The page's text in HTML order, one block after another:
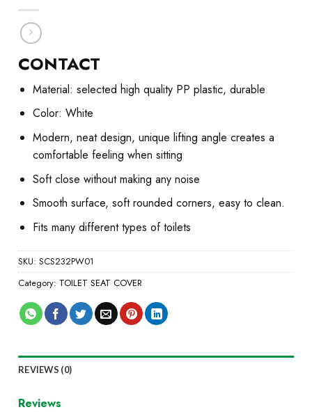
CONTACT
Material: selected high quality PP plastic, durable
Color: White
Modern, neat design, unique lifting angle creates a
comfortable feeling when sitting
Soft close without making any noise
Smooth surface, soft rounded corners, easy to clean.
Fits many different types of toilets
SKU:SCS232PW01
Category: TOILET SEAT COVER
REVIEWS (0)
Reviews